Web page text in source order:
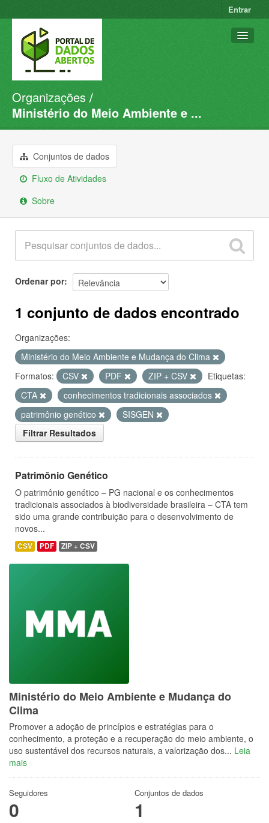
Entrar
Conjuntos de dados
Organizações
Sobre
Organizações
Ministério do Meio Ambiente e ...
Conjuntos de dados
Fluxo de Atividades
Sobre
Ordenar por
1 conjunto de dados encontrado
Organizações:
Ministério do Meio Ambiente e Mudança do Clima
Formatos:
CSV PDF ZIP + CSV
Etiquetas:
CTA
conhecimentos tradicionais associados
patrimônio genético
SISGEN
Filtrar Resultados
Patrimônio Genético
O patrimônio genético – PG nacional e os conhecimentos
tradicionais associados à biodiversidade brasileira – CTA tem
sido uma grande contribuição para o desenvolvimento de
novos...
CSV PDF ZIP + CSV
Ministério do Meio Ambiente e Mudança do
Clima
Promover a adoção de princípios e estratégias para o
conhecimento, a proteção e a recuperação do meio ambiente, o
uso sustentável dos recursos naturais, a valorização dos... Leia
mais
Seguidores
0
Conjuntos de dados
1